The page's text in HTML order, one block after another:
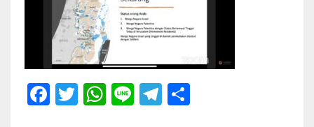
Facebook
Twitter
WhatsApp
LineTelegram